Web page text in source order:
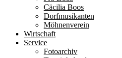
Cäcilia Boos
Dorfmusikanten
Möhnenverein
Wirtschaft
Service
Fotoarchiv